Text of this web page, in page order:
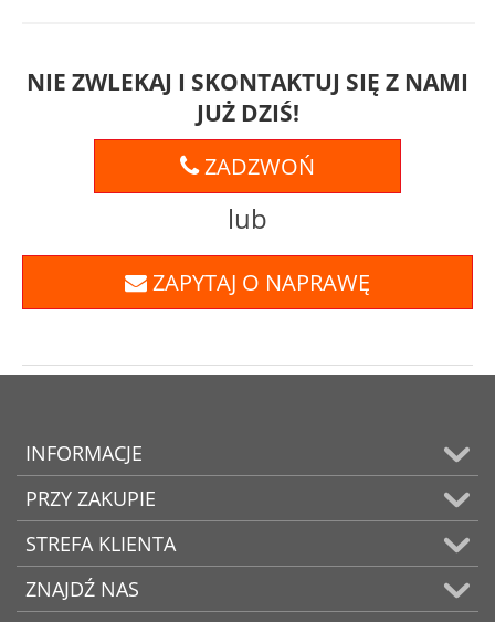
NIE ZWLEKAJ I SKONTAKTUJ SIĘ Z NAMI
JUŻ DZIŚ!
ZADZWOŃ
lub
ZAPYTAJ O NAPRAWĘ
INFORMACJE
PRZY ZAKUPIE
STREFA KLIENTA
ZNAJDŹ NAS